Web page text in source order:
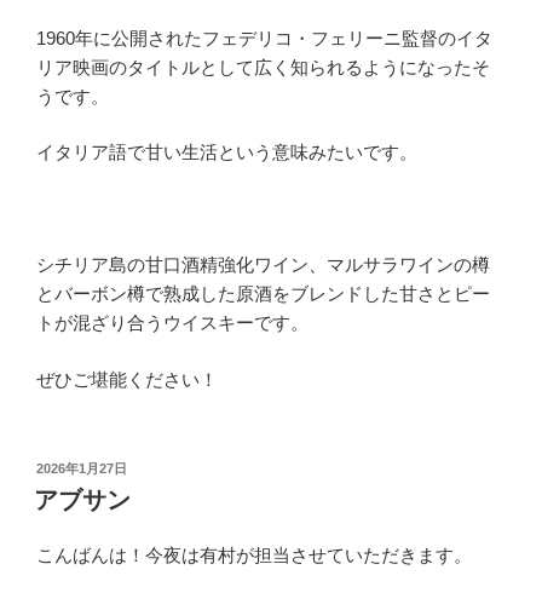
1960年に公開されたフェデリコ・フェリーニ監督のイタ
リア映画のタイトルとして広く知られるようになったそ
うです。
イタリア語で甘い生活という意味みたいです。
シチリア島の甘口酒精強化ワイン、マルサラワインの樽
とバーボン樽で熟成した原酒をブレンドした甘さとピー
トが混ざり合うウイスキーです。
ぜひご堪能ください！
投
稿
日:
2026年1月27日
アブサン
こんばんは！今夜は有村が担当させていただきます。